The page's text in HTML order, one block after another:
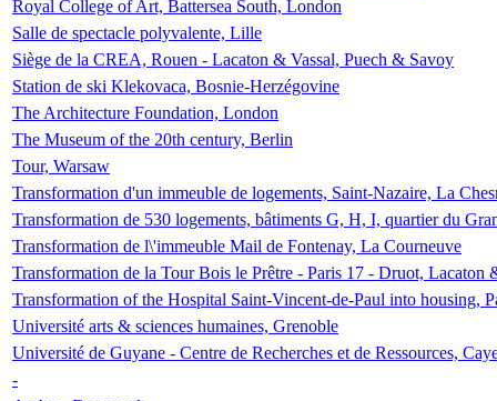
Royal College of Art, Battersea South, London
Salle de spectacle polyvalente, Lille
Siège de la CREA, Rouen - Lacaton & Vassal, Puech & Savoy
Station de ski Klekovaca, Bosnie-Herzégovine
The Architecture Foundation, London
The Museum of the 20th century, Berlin
Tour, Warsaw
Transformation d'un immeuble de logements, Saint-Nazaire, La
Transformation de 530 logements, bâtiments G, H, I, quartier du
Transformation de l\'immeuble Mail de Fontenay, La Courneuve
Transformation de la Tour Bois le Prêtre - Paris 17 - Druot, Lacaton
Transformation of the Hospital Saint-Vincent-de-Paul into housing,
Université arts & sciences humaines, Grenoble
Université de Guyane - Centre de Recherches et de Ressources,
-